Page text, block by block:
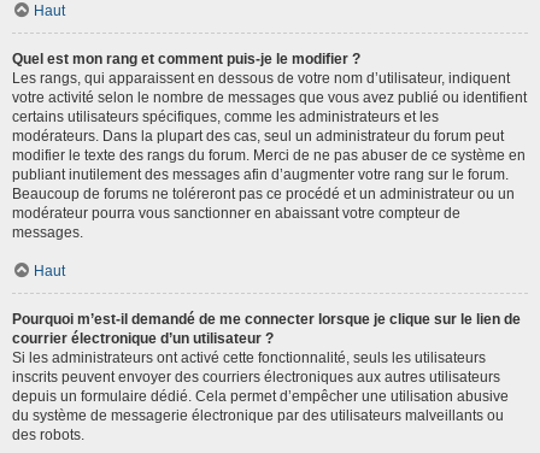
Haut
Quel est mon rang et comment puis-je le modifier ?
Les rangs, qui apparaissent en dessous de votre nom d’utilisateur, indiquent
votre activité selon le nombre de messages que vous avez publié ou identifient
certains utilisateurs spécifiques, comme les administrateurs et les
modérateurs. Dans la plupart des cas, seul un administrateur du forum peut
modifier le texte des rangs du forum. Merci de ne pas abuser de ce système en
publiant inutilement des messages afin d’augmenter votre rang sur le forum.
Beaucoup de forums ne toléreront pas ce procédé et un administrateur ou un
modérateur pourra vous sanctionner en abaissant votre compteur de
messages.
Haut
Pourquoi m’est-il demandé de me connecter lorsque je clique sur le lien de
courrier électronique d’un utilisateur ?
Si les administrateurs ont activé cette fonctionnalité, seuls les utilisateurs
inscrits peuvent envoyer des courriers électroniques aux autres utilisateurs
depuis un formulaire dédié. Cela permet d’empêcher une utilisation abusive
du système de messagerie électronique par des utilisateurs malveillants ou
des robots.